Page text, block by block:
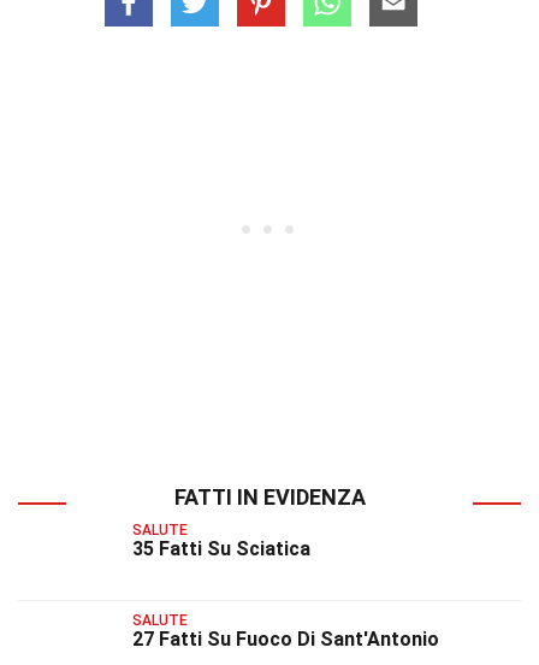
FATTI IN EVIDENZA
SALUTE
35 Fatti Su Sciatica
SALUTE
27 Fatti Su Fuoco Di Sant'Antonio